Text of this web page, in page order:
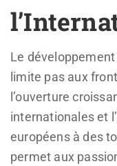
Le
limite pas aux
l’ouverture
internationales et
européens à des
permet aux